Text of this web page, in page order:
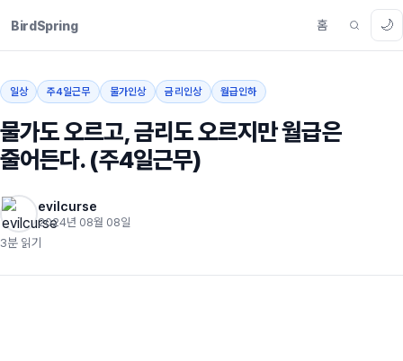
BirdSpring 홈 🌙
일상 주4일근무 물가인상 금리인상 월급인하
물가도 오르고, 금리도 오르지만 월급은
줄어든다. (주4일근무)
evilcurse
2024년 08월 08일
3분 읽기